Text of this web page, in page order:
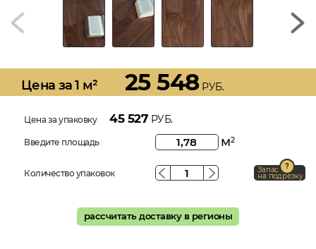
Цена за 1 м² 25 548РУБ.
Цена за упаковку 45 527 РУБ.
Введите площадь м2
Количество упаковок Запас
на подрезку
рассчитать доставку в регионы